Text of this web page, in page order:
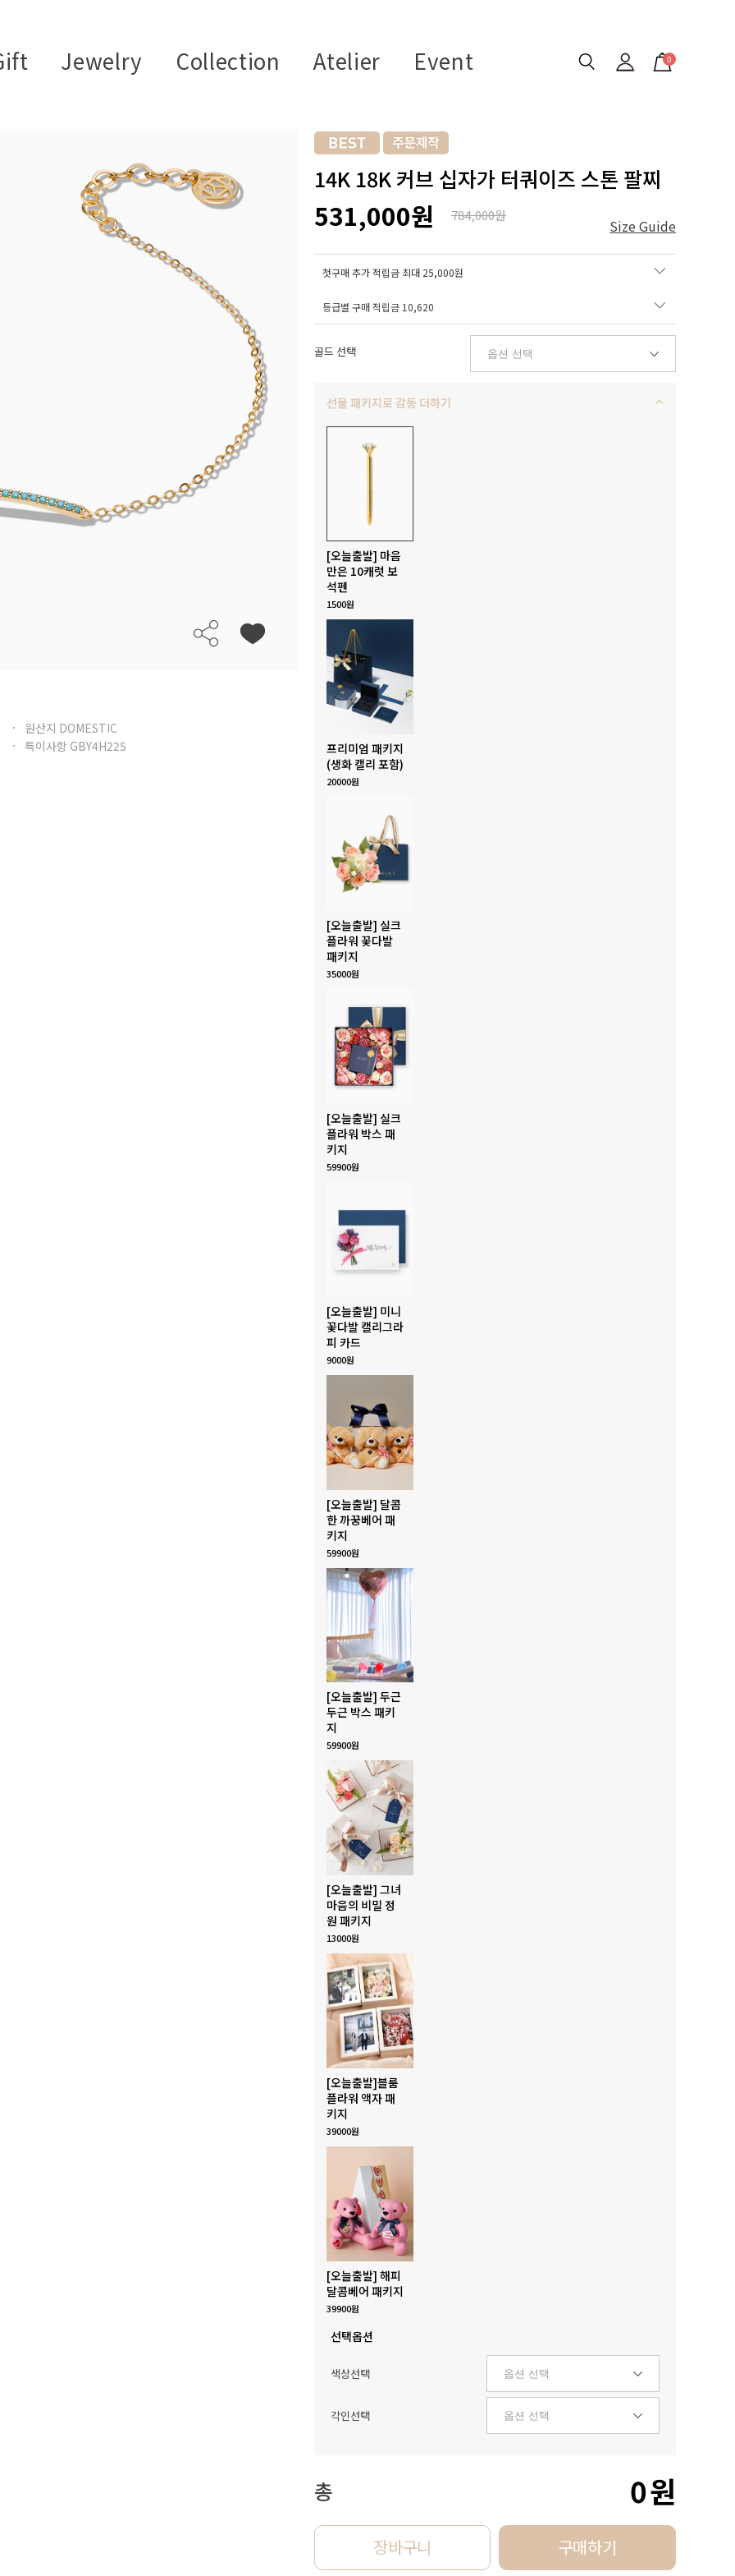
Jewelry Collection Atelier Event 0
원산지 DOMESTIC
특이사항 GBY4H225
14K 18K 커브 십자가 터쿼이즈 스톤 팔찌
531,000원 784,000원
Size Guide
첫구매 추가 적립금 최대 25,000원
등급별 구매 적립금 10,620
골드 선택
선물 패키지로 감동 더하기
[오늘출발] 마음
만은 10캐럿 보
석펜
1500원
프리미엄 패키지
(생화 캘리 포함)
20000원
[오늘출발] 실크
플라워 꽃다발
패키지
35000원
[오늘출발] 실크
플라워 박스 패
키지
59900원
[오늘출발] 미니
꽃다발 캘리그라
피 카드
9000원
[오늘출발] 달콤
한 까꿍베어 패
키지
59900원
[오늘출발] 두근
두근 박스 패키
지
59900원
[오늘출발] 그녀
마음의 비밀 정
원 패키지
13000원
[오늘출발]블룸
플라워 액자 패
키지
39000원
[오늘출발] 해피
달콤베어 패키지
39900원
선택옵션
색상선택
각인선택
총 0원
장바구니 구매하기